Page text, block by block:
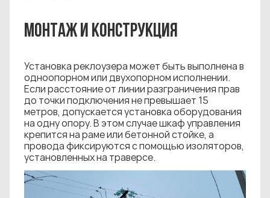
МОНТАЖ И КОНСТРУКЦИЯ
Установка реклоузера может быть выполнена в
одноопорном или двухопорном исполнении.
Если расстояние от линии разграничения прав
до точки подключения не превышает 15
метров, допускается установка оборудования
на одну опору. В этом случае шкаф управления
крепится на раме или бетонной стойке, а
провода фиксируются с помощью изоляторов,
установленных на траверсе.